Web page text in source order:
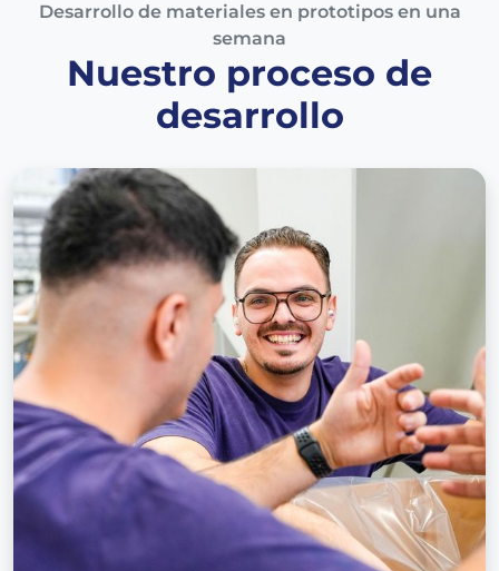
Desarrollo de materiales en prototipos en una
semana
Nuestro proceso de
desarrollo